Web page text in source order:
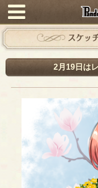
スケッ
2月19日は